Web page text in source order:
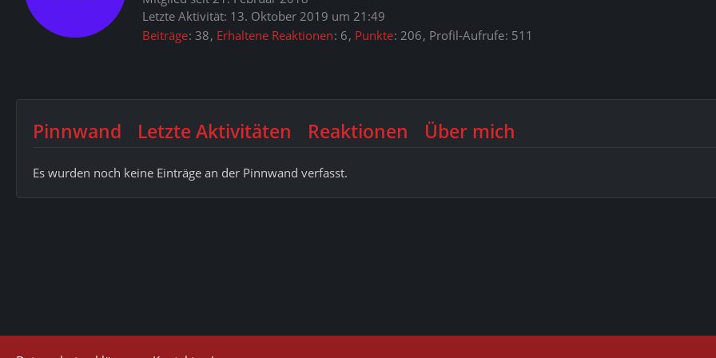
Letzte Aktivität: 13. Oktober 2019 um 21:49
Beiträge 38 Erhaltene Reaktionen 6 Punkte 206 Profil-Aufrufe 511
Pinnwand Letzte Aktivitäten Reaktionen Über mich
Es wurden noch keine Einträge an der Pinnwand verfasst.